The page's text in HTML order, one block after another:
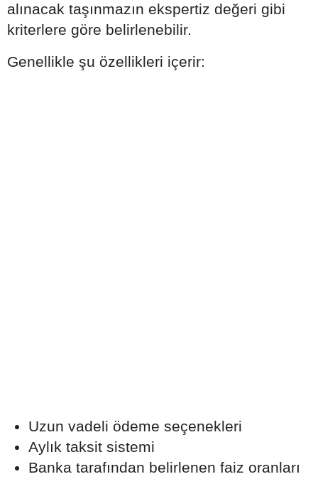
alınacak taşınmazın ekspertiz değeri gibi
kriterlere göre belirlenebilir.
Genellikle şu özellikleri içerir:
Uzun vadeli ödeme seçenekleri
Aylık taksit sistemi
Banka tarafından belirlenen faiz oranları